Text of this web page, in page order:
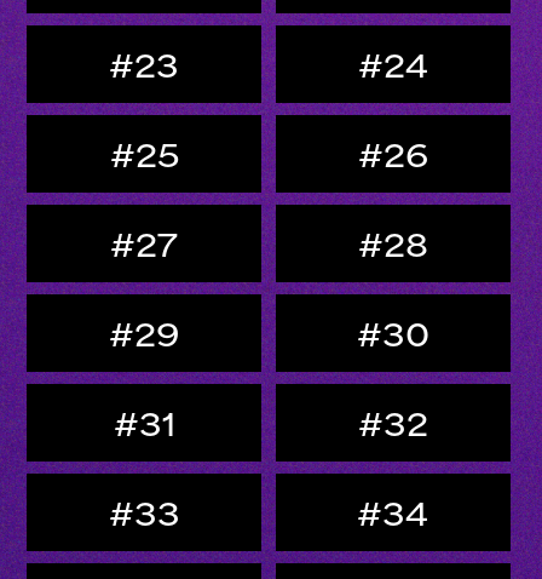
#23
#24
#25
#26
#27
#28
#29
#30
#31
#32
#33
#34